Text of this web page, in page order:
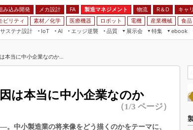
み込み開発 メカ設計 FA 製造マネジメント 物流 R＆D
キャ
ビリティ 素材／化学 医療機器 ロボット 電機 産業機械 食
サステナ設計
IoT
AI
エッジ逆襲 品質
展示会
JIMTOF
IIFES
ジャパンモビリティショー
特集
つながるクルマ
VR／AR
フィールドサービス
ebook
FA
モビリティ
本当に中小企業なのか...
は本当に中小企業なのか
（1/3 ページ）
中小製造業の将来像をどう描くのかをテーマに、